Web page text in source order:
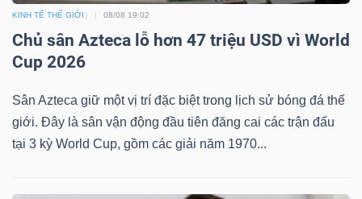
KINH TẾ THẾ GIỚI 08/08 19:02
Chủ sân Azteca lỗ hơn 47 triệu USD vì World
Cup 2026
Sân Azteca giữ một vị trí đặc biệt trong lịch sử bóng đá thế
giới. Đây là sân vận động đầu tiên đăng cai các trận đấu
tại 3 kỳ World Cup, gồm các giải năm 1970...
chính
Công
cụ